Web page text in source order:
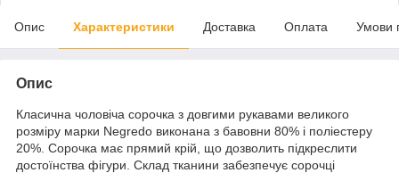
Опис Характеристики Доставка Оплата Умови
Опис
Класична чоловіча сорочка з довгими рукавами великого
розміру марки Negredo виконана з бавовни 80% і поліестеру
20%. Сорочка має прямий крій, що дозволить підкреслити
достоїнства фігури. Склад тканини забезпечує сорочці